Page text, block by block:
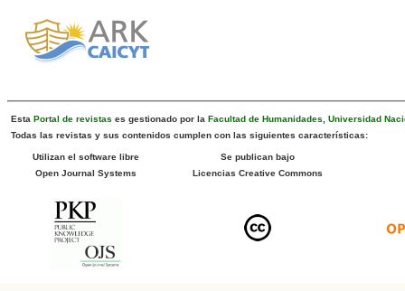
Esta Portal de revistas es gestionado por la Facultad de Humanidades
Universidad
Todas las revistas y sus contenidos cumplen con las siguientes características:
Utilizan el software libre
Open Journal Systems
Se publican bajo
Licencias Creative Commons